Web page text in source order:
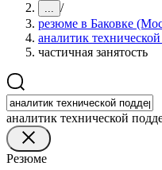
... /
резюме в Баковке
аналитик
частичная занятость
аналитик технической
Резюме